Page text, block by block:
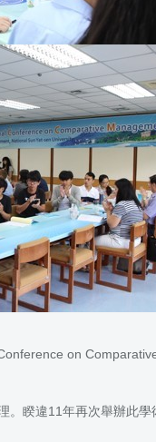
on
睽違11年再次舉辦此